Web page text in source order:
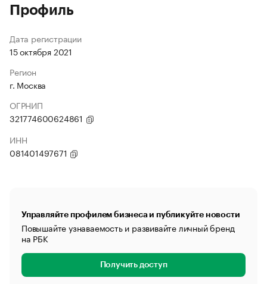
Профиль
Дата регистрации
15 октября 2021
Регион
г. Москва
ОГРНИП
321774600624861
ИНН
081401497671
Управляйте профилем бизнеса и публикуйте новости
Повышайте узнаваемость и развивайте личный бренд
на РБК
Получить доступ